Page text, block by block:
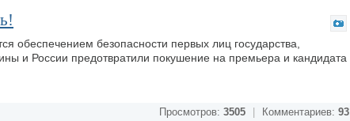
обеспечением безопасности первых лиц государства,
и России предотвратили покушение на премьера и кандидата
Просмотров: 3505 Комментариев: 93